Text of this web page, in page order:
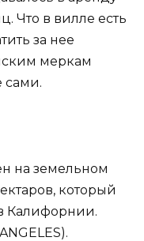
Что в вилле есть
за нее
меркам
сами.
на земельном
который
Калифорнии.